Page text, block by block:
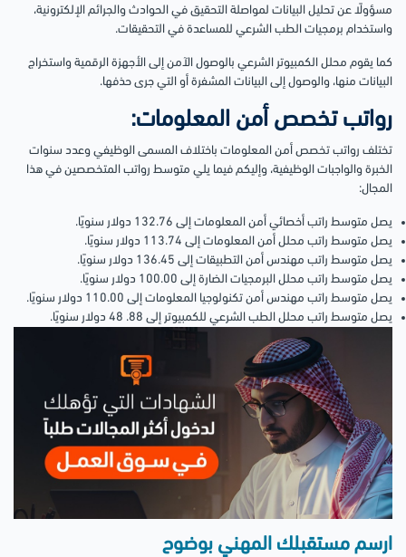
مسؤولًا عن تحليل البيانات لمواصلة التحقيق في الحوادث والجرائم الإلكترونية،
واستخدام برمجيات الطب الشرعي للمساعدة في التحقيقات.
كما يقوم محلل الكمبيوتر الشرعي بالوصول الآمن إلى الأجهزة الرقمية واستخراج
البيانات منها، والوصول إلى البيانات المشفرة أو التي جرى حذفها.
رواتب تخصص أمن المعلومات:
تختلف رواتب تخصص أمن المعلومات باختلاف المسمى الوظيفي وعدد سنوات
الخبرة والواجبات الوظيفية، وإليكم فيما يلي متوسط رواتب المتخصصين في هذا
المجال:
يصل متوسط راتب أخصائي أمن المعلومات إلى 132.76 دولار سنويًا.
يصل متوسط راتب محلل أمن المعلومات إلى 113.74 دولار سنويًا.
يصل متوسط راتب مهندس أمن التطبيقات إلى 136.45 دولار سنويًا.
يصل متوسط راتب محلل البرمجيات الضارة إلى 100.00 دولار سنويًا.
يصل متوسط راتب مهندس أمن تكنولوجيا المعلومات إلى 110.00 دولار سنويًا.
يصل متوسط راتب محلل الطب الشرعي للكمبيوتر إلى 88. 48 دولار سنويًا.
ارسم مستقبلك المهني بوضوح